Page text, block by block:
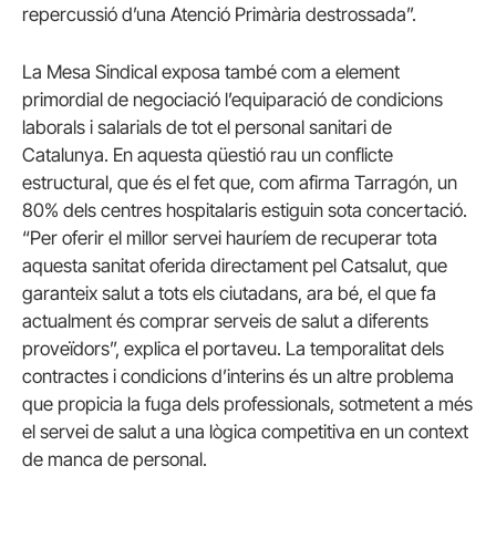
repercussió d’una Atenció Primària destrossada”.
La Mesa Sindical exposa també com a element
primordial de negociació l’equiparació de condicions
laborals i salarials de tot el personal sanitari de
Catalunya. En aquesta qüestió rau un conflicte
estructural, que és el fet que, com afirma Tarragón, un
80% dels centres hospitalaris estiguin sota concertació.
“Per oferir el millor servei hauríem de recuperar tota
aquesta sanitat oferida directament pel Catsalut, que
garanteix salut a tots els ciutadans, ara bé, el que fa
actualment és comprar serveis de salut a diferents
proveïdors”, explica el portaveu. La temporalitat dels
contractes i condicions d’interins és un altre problema
que propicia la fuga dels professionals, sotmetent a més
el servei de salut a una lògica competitiva en un context
de manca de personal.